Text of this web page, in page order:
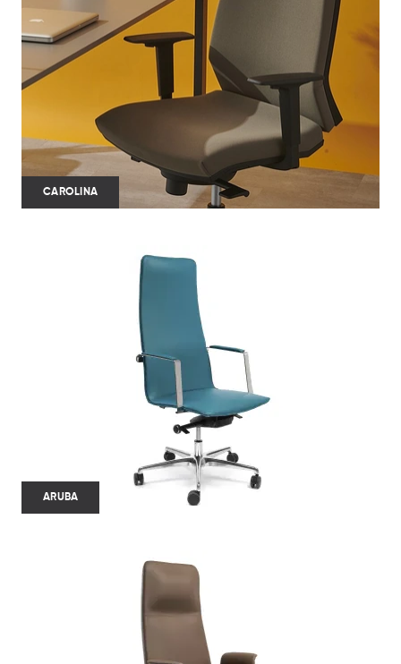
CAROLINA
ARUBA